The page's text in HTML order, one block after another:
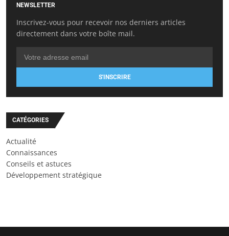
NEWSLETTER
Inscrivez-vous pour recevoir nos derniers articles
directement dans votre boîte mail.
S'INSCRIRE
CATÉGORIES
Actualité
Connaissances
Conseils et astuces
Développement stratégique